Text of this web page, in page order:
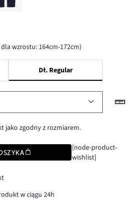
wzrostu: 164cm-172cm)
Dł. Regular
jako zgodny z rozmiarem.
[node-product-
wishlist]
w ciągu 24h